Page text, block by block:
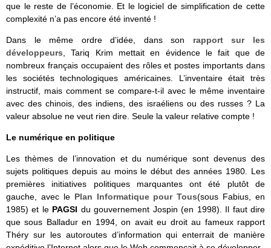
que le reste de l’économie. Et le logiciel de simplification de cette
complexité n’a pas encore été inventé !
Dans le même ordre d’idée, dans son rapport sur les
développeurs , Tariq Krim mettait en évidence le fait que de
nombreux français occupaient des rôles et postes importants dans
les sociétés technologiques américaines. L’inventaire était très
instructif, mais comment se compare-t-il avec le même inventaire
avec des chinois, des indiens, des israéliens ou des russes ? La
valeur absolue ne veut rien dire. Seule la valeur relative compte !
Le numérique en politique
Les thèmes de l’innovation et du numérique sont devenus des
sujets politiques depuis au moins le début des années 1980. Les
premières initiatives politiques marquantes ont été plutôt de
gauche, avec le Plan Informatique pour Tous(sous Fabius, en
1985) et le PAGSI du gouvernement Jospin (en 1998). Il faut dire
que sous Balladur en 1994, on avait eu droit au fameux rapport
Théry sur les autoroutes d’information qui enterrait de manière